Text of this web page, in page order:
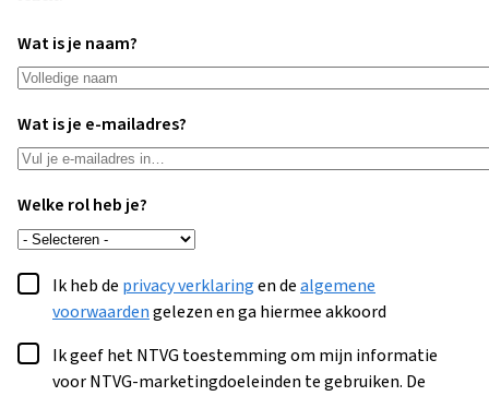
Wat is je naam?
Wat is je e-mailadres?
Welke rol heb je?
Ik heb de privacy verklaringen dealgemene
voorwaardengelezen en ga hiermee akkoord
Ik geef het NTVG toestemming om mijn informatie
voor NTVG-marketingdoeleinden te gebruiken. De